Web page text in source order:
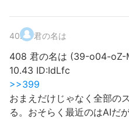
40. 君の名は
408 君の名は (39-o04-
10.43 ID:IdLfc
>>399
おまえだけじゃなく全部の
る。おそらく最近のはAIだ